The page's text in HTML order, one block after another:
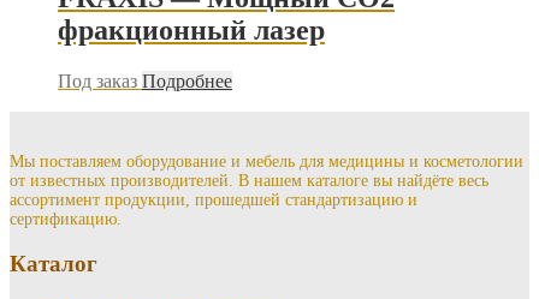
фракционный лазер
Под заказ Подробнее
Мы поставляем оборудование и мебель для медицины и косметологии
от известных производителей. В нашем каталоге вы найдёте весь
ассортимент продукции, прошедшей стандартизацию и
сертификацию.
Каталог